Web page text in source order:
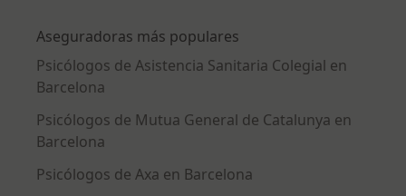
Aseguradoras más populares
Psicólogos de Asistencia Sanitaria Colegial en
Barcelona
Psicólogos de Mutua General de Catalunya en
Barcelona
Psicólogos de Axa en Barcelona